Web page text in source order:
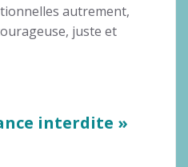
autrement,
juste et
interdite »